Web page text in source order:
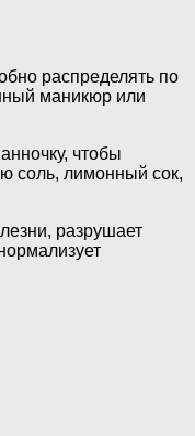
распределять по
маникюр или
чтобы
соль, лимонный сок,
разрушает